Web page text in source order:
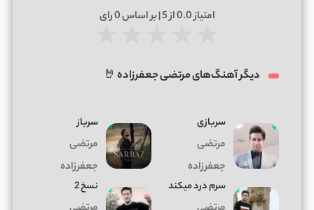
امتیاز0.0از 5 | بر اساس 0رای
دیگر آهنگ‌های مرتضی جعفرزاده 🤘
سربازی
مرتضی
جعفرزاده
سرباز
مرتضی
جعفرزاده
سرم درد میکند نسخ 2